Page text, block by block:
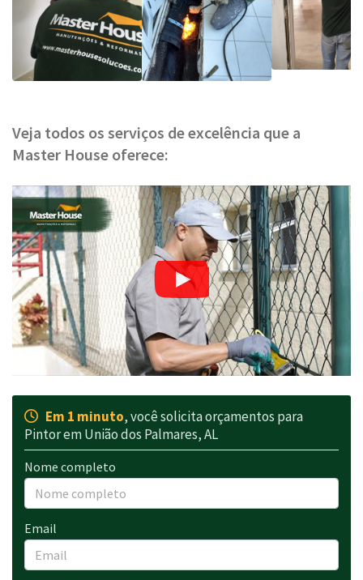
Veja todos os serviços de excelência que a
Master House oferece:
Em 1 minuto, você solicita orçamentos para
Pintor em União dos Palmares, AL
Nome completo
Email